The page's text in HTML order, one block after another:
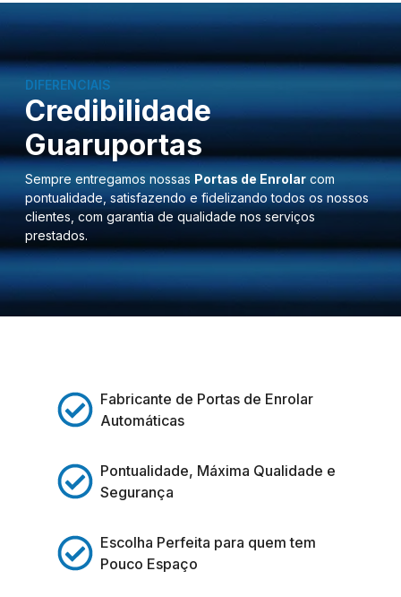
DIFERENCIAIS
Credibilidade
Guaruportas
Sempre entregamos nossas Portas de Enrolar com
pontualidade, satisfazendo e fidelizando todos os nossos
clientes, com garantia de qualidade nos serviços
prestados.
Fabricante de Portas de Enrolar
Automáticas
Pontualidade, Máxima Qualidade e
Segurança
Escolha Perfeita para quem tem
Pouco Espaço